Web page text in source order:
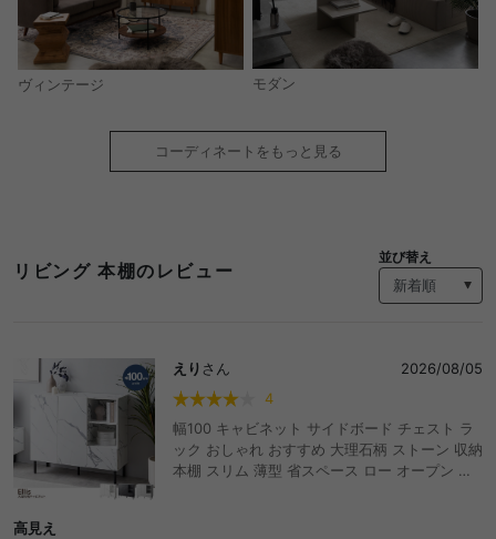
ヴィンテージ モダン
コーディネートをもっと見る
リビング 本棚のレビュー
並び替え
えり さん
2026/08/05
4
幅100 キャビネット サイドボード チェスト ラ
ック おしゃれ おすすめ 大理石柄 ストーン 収納
本棚 スリム 薄型 省スペース ロー オープン 扉
高見え